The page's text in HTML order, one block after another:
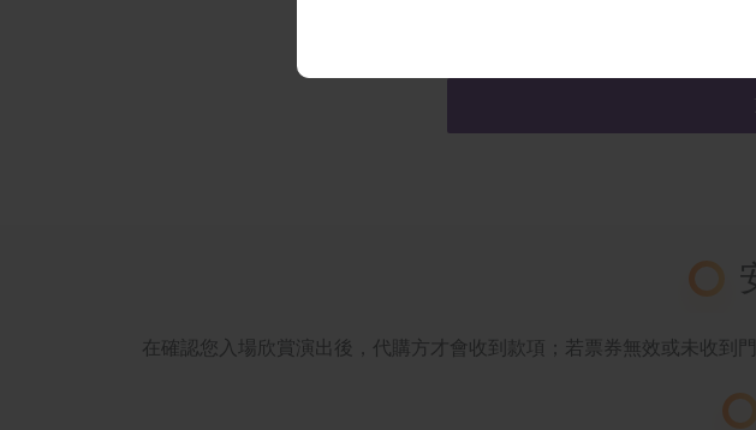
在確認您入場欣賞演出後，代購方才會收到款項；若票券無效或未收到